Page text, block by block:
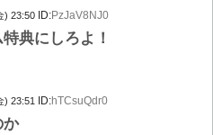
) 23:50 ID:PzJaV8NJ0
典にしろよ！
) 23:51 ID:hTCsuQdr0
か